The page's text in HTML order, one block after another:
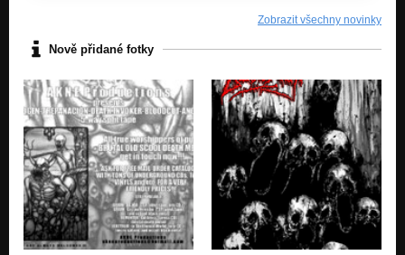
Zobrazit všechny novinky
Nově přidané fotky